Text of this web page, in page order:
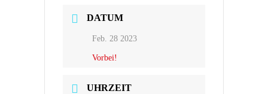
DATUM
Feb. 28 2023
Vorbei!
UHRZEIT